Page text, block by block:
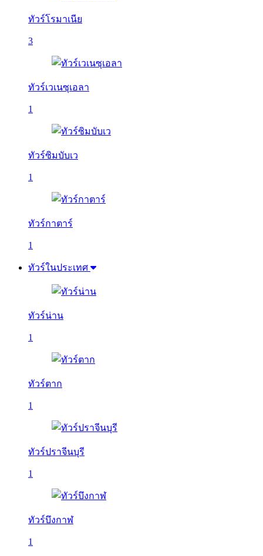
ทัวร์โรมาเนีย
3
ทัวร์เวเนซุเอลา
1
ทัวร์ซิมบับเว
1
ทัวร์กาตาร์
1
ทัวร์ในประเทศ
ทัวร์น่าน
1
ทัวร์ตาก
1
ทัวร์ปราจีนบุรี
1
ทัวร์บึงกาฬ
1